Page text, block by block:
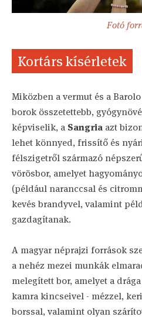
Fotó
Kortárs kísérletek
Miközben a vermut és a
borok összetettebb,
képviselik, a Sangria azt
lehet könnyed, frissítő és
félszigetről származó
vörösbor, amelyet
(például naranccsal és
kevés brandyvel, valamint
gazdagítanak.
A magyar néprajzi források
a nehéz mezei munkák
melegített bor, amelyet a
kamra kincseivel - mézzel,
borssal, valamint olyan